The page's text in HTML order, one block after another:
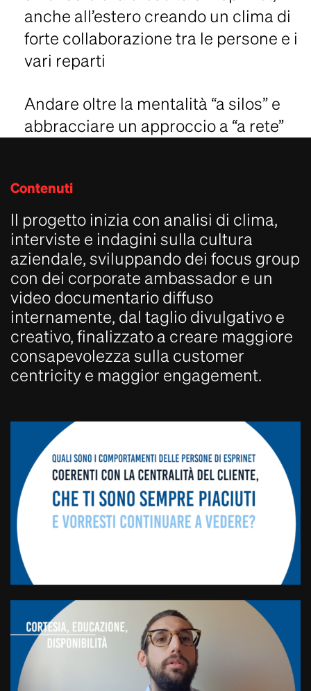
anche all’estero creando un clima di
forte collaborazione tra le persone e i
vari reparti
Andare oltre la mentalità “a silos” e
abbracciare un approccio a “a rete”
Contenuti
Il progetto inizia con analisi di clima,
interviste e indagini sulla cultura
aziendale, sviluppando dei focus group
con dei corporate ambassador e un
video documentario diffuso
internamente, dal taglio divulgativo e
creativo, finalizzato a creare maggiore
consapevolezza sulla customer
centricity e maggior engagement.